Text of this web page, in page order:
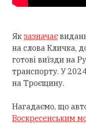
Як зазначає
на слова Кличка,
готові виїзди на
транспорту. У
на Троєщину.
Нагадаємо, що
Воскресенським